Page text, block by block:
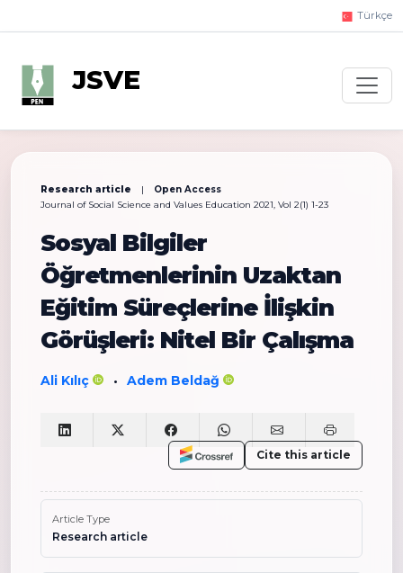
Türkçe
JSVE
Research article |
Open Access
Journal of Social Science and Values Education 2021, Vol 2(1) 1-23
Sosyal Bilgiler
Öğretmenlerinin Uzaktan
Eğitim Süreçlerine İlişkin
Görüşleri: Nitel Bir Çalışma
Ali Kılıç • Adem Beldağ
Cite this article
Article Type
Research article